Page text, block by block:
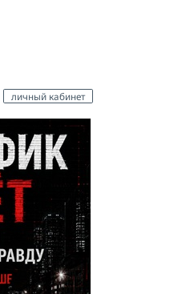
личный кабинет